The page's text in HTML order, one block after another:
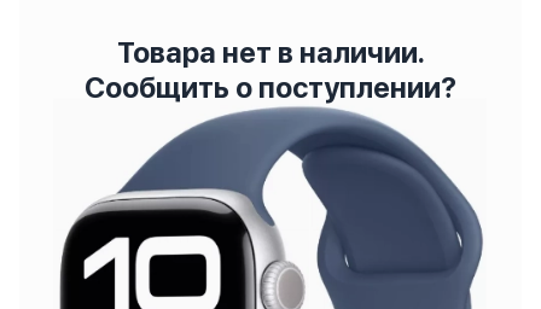
Товара нет в наличии.
Сообщить о поступлении?